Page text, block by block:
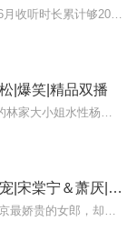
|爆笑|精品双播
春棠欲醉|重生虐渣＆护短娇宠|宋棠宁＆萧厌|高甜文